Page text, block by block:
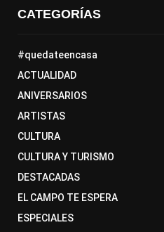
CATEGORÍAS
#quedateencasa
ACTUALIDAD
ANIVERSARIOS
ARTISTAS
CULTURA
CULTURA Y TURISMO
DESTACADAS
EL CAMPO TE ESPERA
ESPECIALES